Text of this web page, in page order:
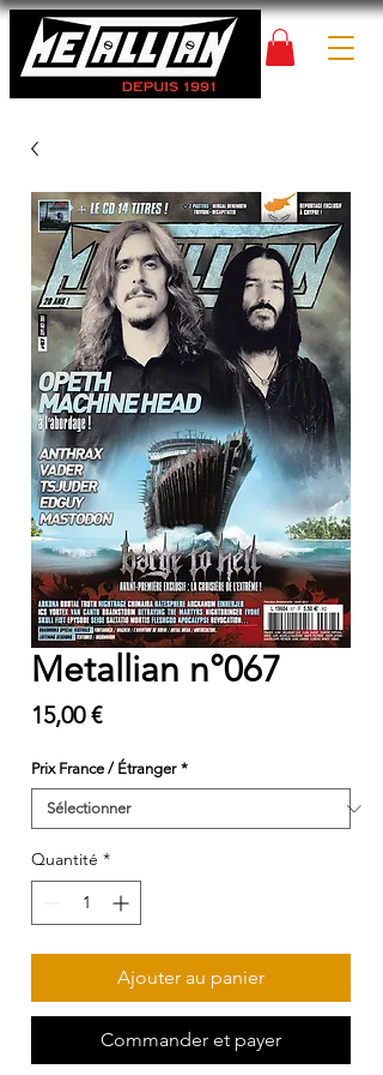
Metallian n°067
15,00 €Prix
Prix France / Étranger *
Quantité *
Ajouter au panier
Commander et payer